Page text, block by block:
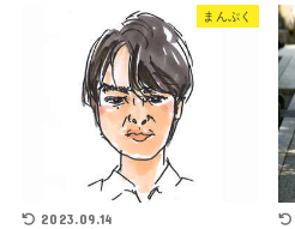
まんぷく
2023.09.14